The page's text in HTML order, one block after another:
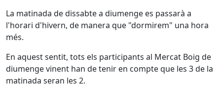
La matinada de dissabte a diumenge es passarà a
l'horari d'hivern, de manera que "dormirem" una hora
més.
En aquest sentit, tots els participants al Mercat Boig de
diumenge vinent han de tenir en compte que les 3 de la
matinada seran les 2.